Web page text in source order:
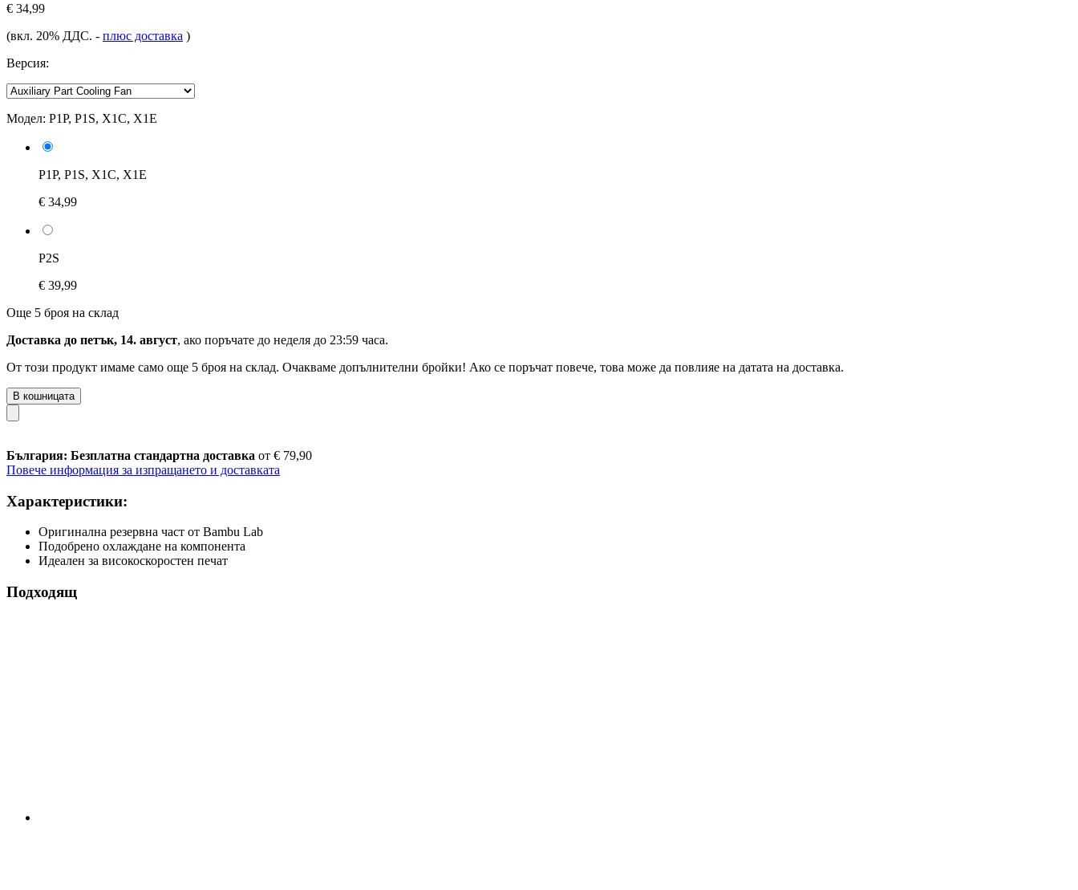
€ 34,99
(вкл. 20% ДДС. - плюс доставка )
Версия:
Модел: P1P, P1S, X1C, X1E
P1P, P1S, X1C, X1E
€ 34,99
P2S
€ 39,99
Още 5 броя на склад
Доставка до петък, 14. август, ако поръчате до неделя до 23:59 часа.
От този продукт имаме само още 5 броя на склад. Очакваме допълнителни бройки! Ако се поръчат повече, това може да повлияе на датата на доставка.
В кошницата
България: Безплатна стандартна доставка от € 79,90
Повече информация за изпращането и доставката
Характеристики:
Оригинална резервна част от Bambu Lab
Подобрено охлаждане на компонента
Идеален за високоскоростен печат
Подходящ